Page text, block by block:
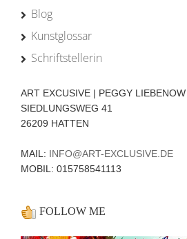
Blog
Kunstglossar
Schriftstellerin
ART EXCUSIVE | PEGGY LIEBENOW
SIEDLUNGSWEG 41
26209 HATTEN
MAIL: INFO@ART-EXCLUSIVE.DE
MOBIL: 015758541113
FOLLOW ME